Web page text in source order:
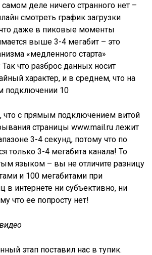
деле ничего странного нет –
смотреть график загрузки
что даже в пиковые моменты
выше 3-4 мегабит – это
«медленного старта»
Так что разброс данных носит
характер, и в среднем, что на
подключении 10
что с прямым подключением витой
страницы www.mail.ru лежит
3-4 секунд, потому что по
только 3-4 мегабита канала! То
языком – вы не отличите разницу
и 100 мегабитами при
в интернете ни субъективно, ни
что ее попросту нет!
этап поставил нас в тупик.